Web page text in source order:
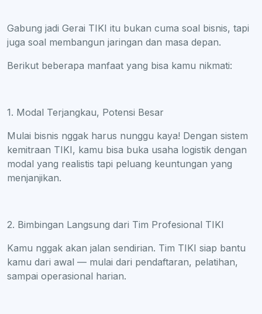
Gabung jadi Gerai TIKI itu bukan cuma soal bisnis, tapi
juga soal membangun jaringan dan masa depan.
Berikut beberapa manfaat yang bisa kamu nikmati:
1. Modal Terjangkau, Potensi Besar
Mulai bisnis nggak harus nunggu kaya! Dengan sistem
kemitraan TIKI, kamu bisa buka usaha logistik dengan
modal yang realistis tapi peluang keuntungan yang
menjanjikan.
2. Bimbingan Langsung dari Tim Profesional TIKI
Kamu nggak akan jalan sendirian. Tim TIKI siap bantu
kamu dari awal — mulai dari pendaftaran, pelatihan,
sampai operasional harian.